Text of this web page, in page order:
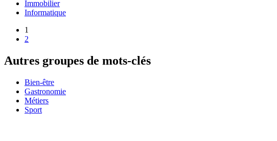
Immobilier
Informatique
1
2
Autres groupes de mots-clés
Bien-être
Gastronomie
Métiers
Sport